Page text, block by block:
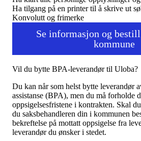
Ha tilgang på en printer til å skrive ut
Konvolutt og frimerke
Se informasjon og
kommune
Vil du bytte BPA-leverandør til Uloba?
Du kan når som helst bytte leverandør
assistanse (BPA), men du må forholde
oppsigelsesfristene i kontrakten. Skal
du saksbehandleren din i kommunen
bekreftelse på mottatt oppsigelse fra
leverandør du ønsker i stedet.